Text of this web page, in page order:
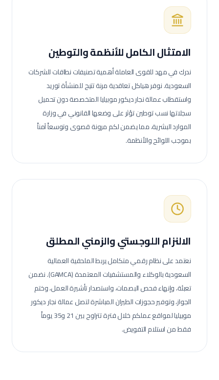
الامتثال الكامل للأنظمة والتوطين
ندرك في مهد للقوى العاملة أهمية تصنيفات نطاقات للشركات
السعودية. نوفر هياكل تعاقدية مرنة تتيح للمنشأة توريد
واستقطاب عمالةنجار ديكور موبيلياالمتخصصة دون تحميل
سجلاتها نسب توطين تؤثر على وضعها القانوني في وزارة
الموارد البشرية، مما يضمن لكم مرونة قصوى وتوسعاً آمناً
بموجب اللوائح والأنظمة.
الالنزام اللوجستي والزمني المطلق
نعتمد على نظام رقمي متكامل يربط الملحقية العمالية
السعودية بالوكلاء والمستشفيات المعتمدة (GAMCA). نضمن
تعبئة، وإنهاء فحص البصمات، واستصدار تأشيرة العمل، وختم
الجواز، وتوفير حجوزات الطيران المباشرة لتصل عمالةنجار ديكور
موبيليا
لمواقع عملكم خلال فترة تتراوح بين 21 و35 يوماً
فقط من استلام التفويض.